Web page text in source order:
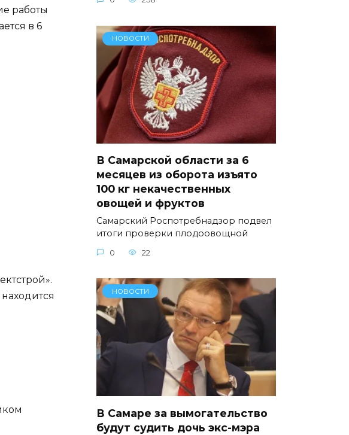
работы
в 6
НОВОСТИ
В Самарской области за 6
месяцев из оборота изъято
100 кг некачественных
овощей и фруктов
Самарский Роспотребнадзор подвел
итоги проверки плодоовощной
0 22
НОВОСТИ
В Самаре за вымогательство
будут судить дочь экс-мэра